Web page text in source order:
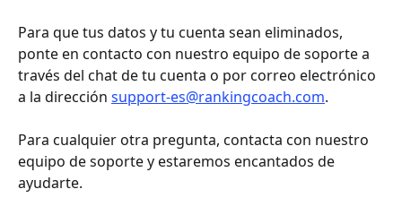
Para que tus datos y tu cuenta sean eliminados,
ponte en contacto con nuestro equipo de soporte a
través del chat de tu cuenta o por correo electrónico
a la dirección support-es@rankingcoach.com.
Para cualquier otra pregunta, contacta con nuestro
equipo de soporte y estaremos encantados de
ayudarte.